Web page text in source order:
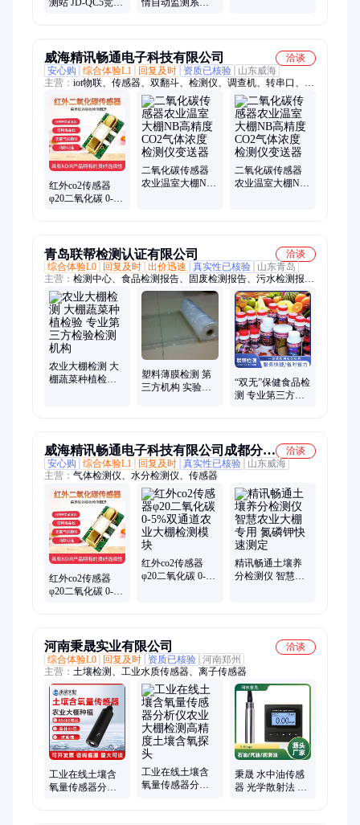
测站 JD-QC5竞道
情自动监测系统
威海精讯畅通电子科技有限公司
洽谈
安心购
综合体验L1 回复及时 资质已核验
山东威海
主营： iot物联、传感器、双翻斗、检测仪、调查机、转串口、变
送器、arm9高速、水质浊度、无线雨雪、水质多种、网关设备、
无线水浸、在线监测、测温耳标、无线甲醛、测量设备、转485
模块、气体报警、乙醇气体、激光粉尘、溶解氧仪、土壤墒情、
二氧化碳、智能网关
红外co2传感器
φ20二氧化碳 0-
二氧化碳传感器
农业温室大棚NB
二氧化碳传感器
农业温室大棚NB
青岛联帮检测认证有限公司
洽谈
综合体验L0
回复及时 出价迅速 真实性已核验
山东青岛
主营： 检测中心、食品检测报告、固废检测报告、污水检测报
告、专业检测服务机构、检测报告
农业大棚检测 大
棚蔬菜种植检验
塑料薄膜检测 第
三方机构 实验室
“双无”保健食品检
测 专业第三方检
威海精讯畅通电子科技有限公司成都分公
司
洽谈
安心购
综合体验L1 回复及时 真实性已核验
山东威海
主营： 气体检测仪、水分检测仪、传感器
红外co2传感器
φ20二氧化碳 0-
红外co2传感器
φ20二氧化碳 0-
精讯畅通土壤养
分检测仪 智慧农
河南秉晟实业有限公司
洽谈
综合体验L0
回复及时 资质已核验 河南郑州
主营： 土壤检测、工业水质传感器、离子传感器
工业在线土壤含
氧量传感器分析
工业在线土壤含
氧量传感器分析
秉晟 水中油传感
器 光学散射法 0-